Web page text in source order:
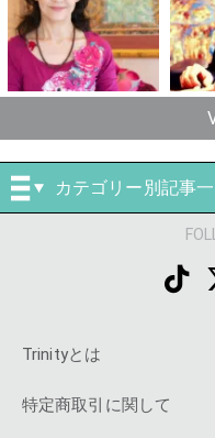
カテゴリー別記事
Trinityとは
特定商取引に関して